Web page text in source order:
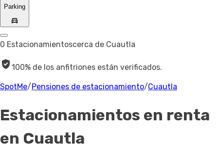
Parking
0 Estacionamientoscerca de Cuautla
100% de los anfitriones están verificados.
SpotMe/ Pensiones de estacionamiento/Cuautla
Estacionamientos en renta
en Cuautla